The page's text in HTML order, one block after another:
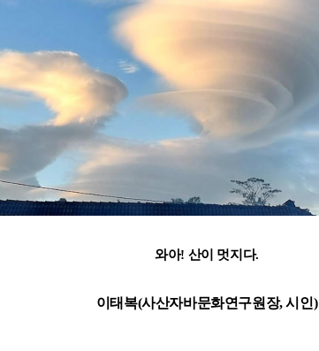
와아! 산이 멋지다.
이태복(사산자바문화연구원장, 시인)